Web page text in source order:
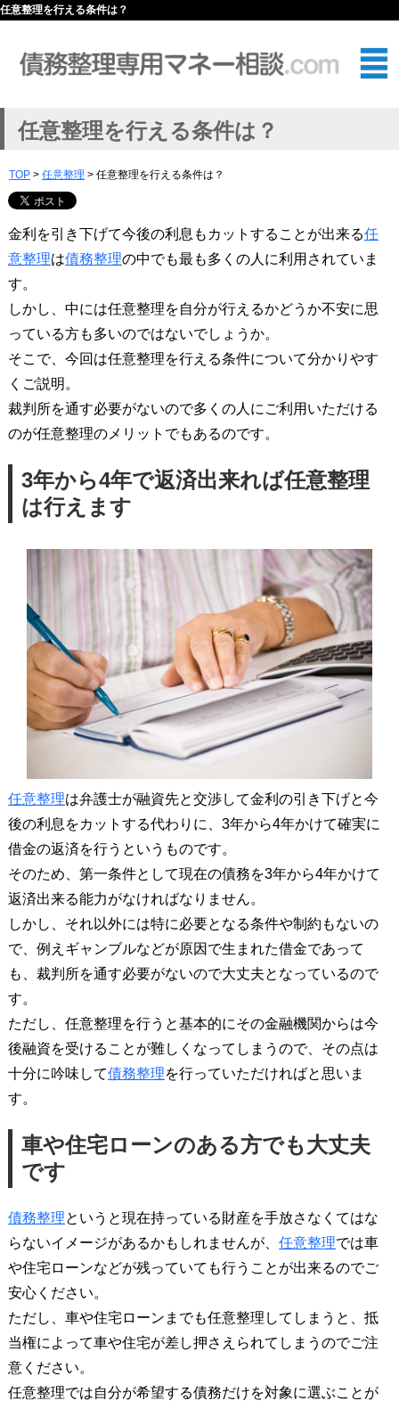
任意整理を行える条件は？
任意整理を行える条件は？
TOP > 任意整理 > 任意整理を行える条件は？
金利を引き下げて今後の利息もカットすることが出来る任
意整理は債務整理の中でも最も多くの人に利用されていま
す。
しかし、中には任意整理を自分が行えるかどうか不安に思
っている方も多いのではないでしょうか。
そこで、今回は任意整理を行える条件について分かりやす
くご説明。
裁判所を通す必要がないので多くの人にご利用いただける
のが任意整理のメリットでもあるのです。
3年から4年で返済出来れば任意整理
は行えます
任意整理は弁護士が融資先と交渉して金利の引き下げと今
後の利息をカットする代わりに、3年から4年かけて確実に
借金の返済を行うというものです。
そのため、第一条件として現在の債務を3年から4年かけて
返済出来る能力がなければなりません。
しかし、それ以外には特に必要となる条件や制約もないの
で、例えギャンブルなどが原因で生まれた借金であって
も、裁判所を通す必要がないので大丈夫となっているので
す。
ただし、任意整理を行うと基本的にその金融機関からは今
後融資を受けることが難しくなってしまうので、その点は
十分に吟味して債務整理を行っていただければと思いま
す。
車や住宅ローンのある方でも大丈夫
です
債務整理というと現在持っている財産を手放さなくてはな
らないイメージがあるかもしれませんが、 任意整理では車
や住宅ローンなどが残っていても行うことが出来るのでご
安心ください。
ただし、車や住宅ローンまでも任意整理してしまうと、抵
当権によって車や住宅が差し押さえられてしまうのでご注
意ください。
任意整理では自分が希望する債務だけを対象に選ぶことが